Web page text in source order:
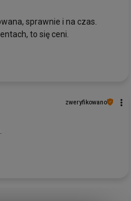
sprawnie i na czas.
to się ceni.
zweryfikowano